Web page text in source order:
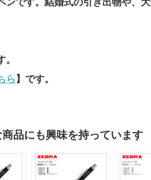
ンです。結婚式の引き出物や、
ら 】です。
品にも興味を持っています